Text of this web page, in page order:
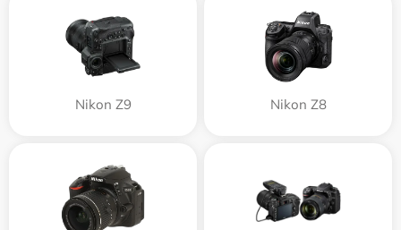
Nikon Z9 Nikon Z8